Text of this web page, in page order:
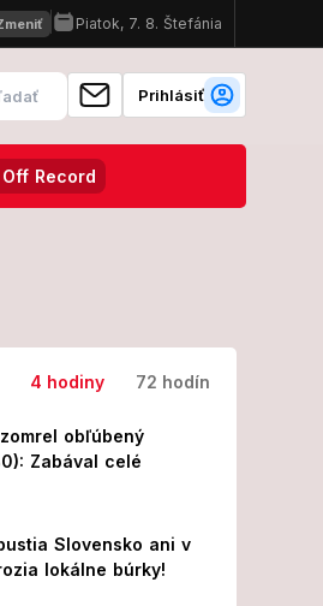
umazaný, ale... FOTO
Prihlásiť
Off Record
4 hodiny 72 hodín
obľúbený
Zabával celé
Slovensko ani v
lokálne búrky!